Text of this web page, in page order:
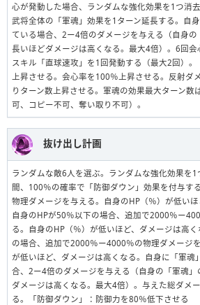
心が発動した場合、ランダムな強化効果を1つ消
武将全体の「軍魂」効果を1ターン延長する。自
ている場合、2ー4倍のダメージを与える（自身
長いほどダメージは高くなる。最大4倍）。6回
スキル「直球速攻」を1回発動する（最大2回）
上昇させる。会心率を100％上昇させる。反射ダ
りターン数上昇させる。軍魂の効果最大ターン数
可、コピー不可、奪い取り不可）。
抜け出し計画
ランダムな敵6人を選ぶ。ランダムな強化効果を
間、100％の確率で「防御ダウン」効果を付与す
物理ダメージを与える。自身のHP（％）が低いほ
自身のHPが50％以下の場合、追加で2000％ー
る。自身のHP（％）が低いほど、ダメージは高
の場合、追加で2000％ー4000％の物理ダメージ
が低いほど、ダメージは高くなる。自身に「軍魂
合、2ー4倍のダメージを与える（自身の「軍魂
ダメージは高くなる。最大4倍）。与えた総ダメ
る。「防御ダウン」：防御力を80％低下させる